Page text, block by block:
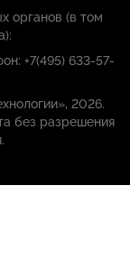
органов (в том
+7(495) 633-57-
2026.
без разрешения